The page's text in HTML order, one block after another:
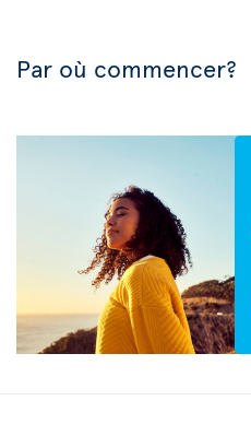
Par où commencer?